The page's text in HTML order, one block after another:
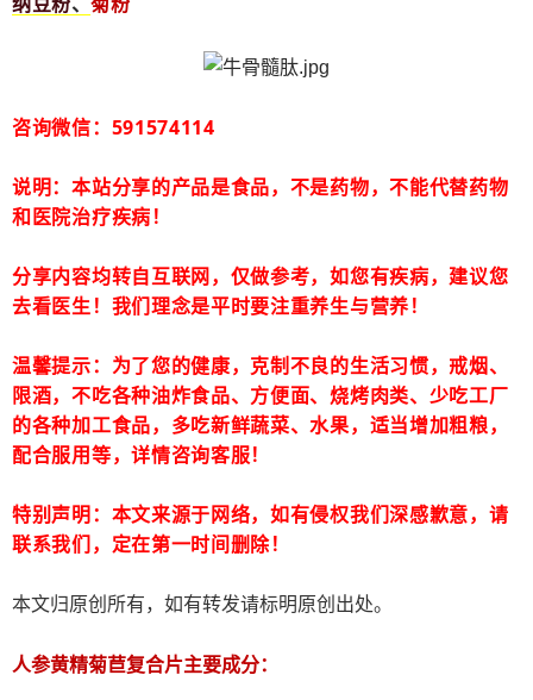
、菊粉
咨询微信：591574114
说明：本站分享的产品是食品，不是药物，不能代替药物
和医院治疗疾病！
分享内容均转自互联网，仅做参考，如您有疾病，建议您
去看医生！我们理念是平时要注重养生与营养！
温馨提示：为了您的健康，克制不良的生活习惯，戒烟、
限酒，不吃各种油炸食品、方便面、烧烤肉类、少吃工厂
的各种加工食品，多吃新鲜蔬菜、水果，适当增加粗粮，
配合服用等，详情咨询客服！
特别声明：本文来源于网络，如有侵权我们深感歉意，请
联系我们，定在第一时间删除！
本文归原创所有，如有转发请标明原创出处。
人参黄精菊苣复合片主要成分：